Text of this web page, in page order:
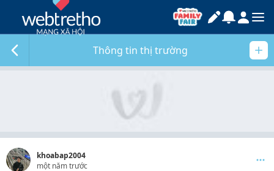
Thông tin thị trường
khoabap2004
một năm trước